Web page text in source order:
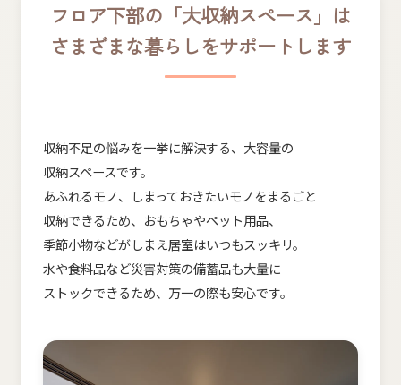
フロア下部の​「大収納スペース」は
さまざまな​暮らしを​サポートします
収納不足の​悩みを​一挙に​解決する、​大容量の​
収納スペースです。
あふれる​モノ、​しまって​おきたい​モノを​まる​ごと​
収納できる​ため、​おもちゃや​ペット用品、​
季節小物などが​しまえ居室は​いつも​スッキリ。
水や​食料品など​災害対策の​備蓄品も​大量に​
ストックできる​ため、​万一の​際も​安心です。